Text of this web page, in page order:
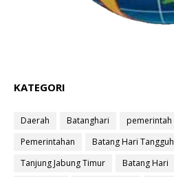
KATEGORI
Daerah Batanghari pemerintah
Pemerintahan
Batang Hari Tangguh
Tanjung Jabung Timur
Batang Hari